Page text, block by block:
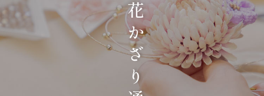
花かざり通信